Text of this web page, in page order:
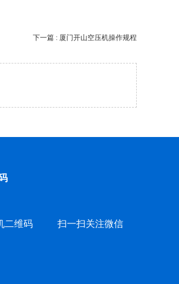
下一篇 : 厦门开山空压机操作规程
二维码 扫一扫关注微信